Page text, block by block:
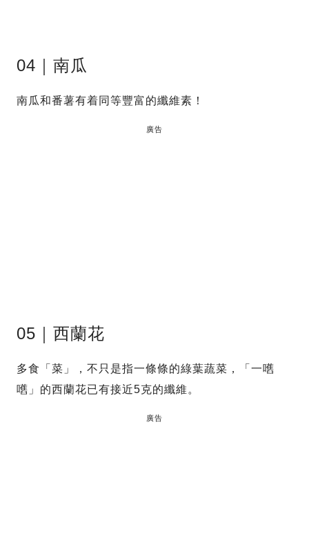
04｜南瓜
南瓜和番薯有着同等豐富的纖維素！
廣告
05｜西蘭花
多食「菜」，不只是指一條條的綠葉蔬菜，「一嚿
嚿」的西蘭花已有接近5克的纖維。
廣告